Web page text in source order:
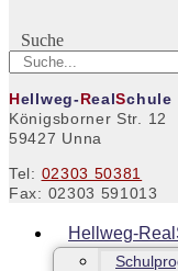
Suche
Hellweg-RealSchule
Königsborner Str. 12
59427 Unna
Tel: 02303 50381
Fax: 02303 591013
Hellweg-